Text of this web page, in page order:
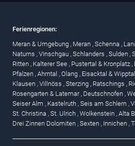
Ferienregionen:
Meran & Umgebung , Meran , Schenna ,
Naturns , Vinschgau , Schlanders , Sulden ,
Ritten , Kalterer See , Pustertal & Kronplatz ,
Pfalzen , Ahrntal , Olang , Eisacktal & Wipptal
Klausen , Villnöss , Sterzing , Ratschings ,
Rosengarten & Latemar , Deutschnofen ,
Seiser Alm , Kastelruth , Seis am Schlern ,
St. Christina , St. Ulrich , Wolkenstein , Alta
Drei Zinnen Dolomiten , Sexten , Innichen ,